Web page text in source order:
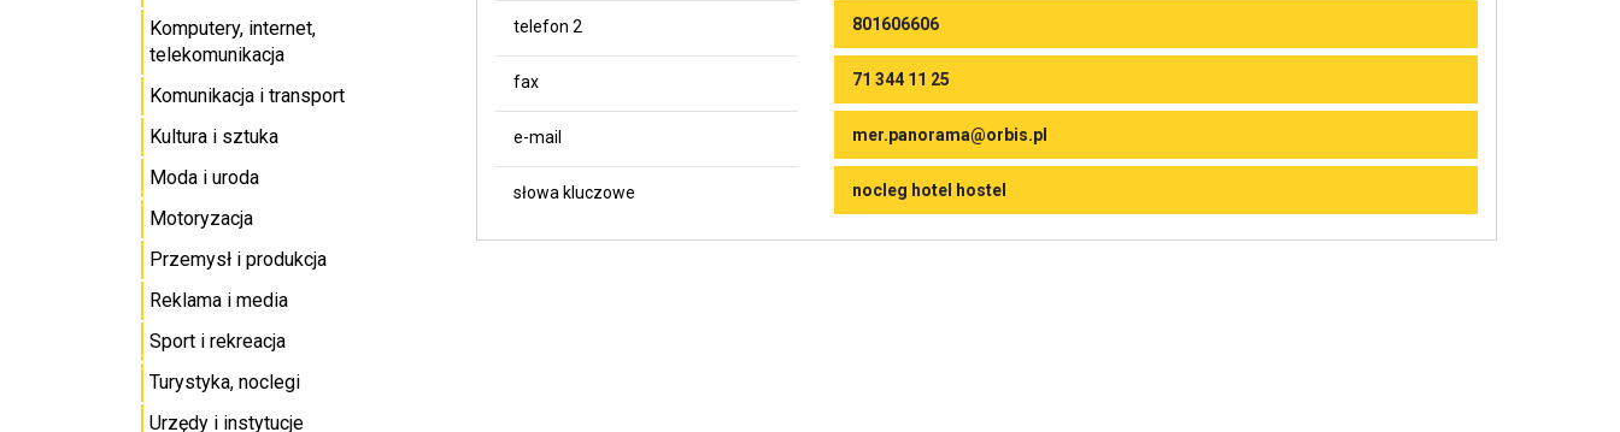
telefon 2 801606606
fax 71 344 11 25
e-mail mer.panorama@orbis.pl
słowa kluczowe nocleg hotel hostel
Komputery, internet,
telekomunikacja
Komunikacja i transport
Kultura i sztuka
Moda i uroda
Motoryzacja
Przemysł i produkcja
Reklama i media
Sport i rekreacja
Turystyka, noclegi
Urzędy i instytucje